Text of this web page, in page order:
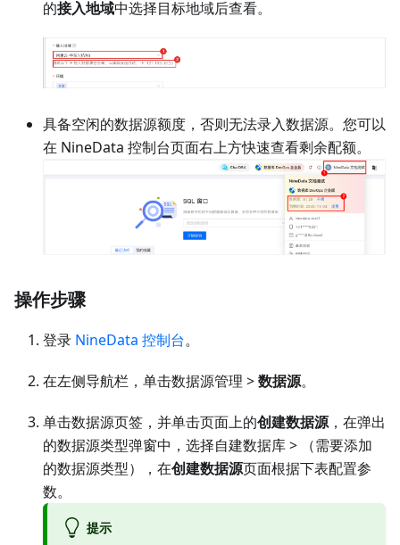
的接入地域中选择目标地域后查看。
具备空闲的数据源额度，否则无法录入数据源。您可以
在 NineData 控制台页面右上方快速查看剩余配额。
操作步骤
登录 NineData 控制台。
在左侧导航栏，单击数据源管理 >数据源。
单击数据源页签，并单击页面上的创建数据源，在弹出
的数据源类型弹窗中，选择自建数据库> （需要添加
的数据源类型），在创建数据源页面根据下表配置参
数。
提示